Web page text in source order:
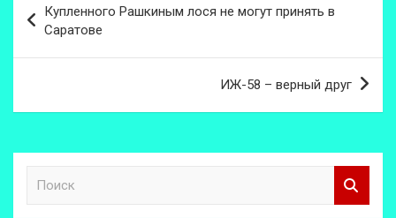
по
записям
Купленного Рашкиным лося не могут принять в
Саратове
ИЖ-58 – верный друг